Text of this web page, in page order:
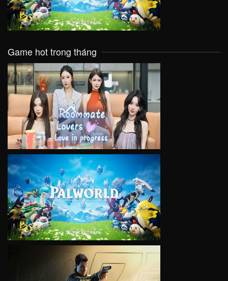
Game hot trong tháng
VIEW
VIEW